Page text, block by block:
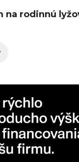
na rodinnú